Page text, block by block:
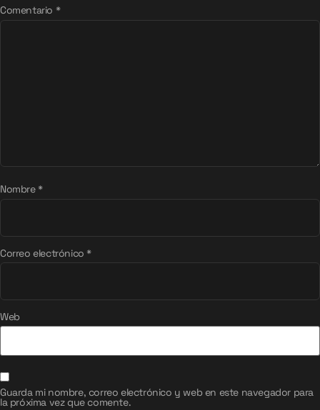
Comentario *
Nombre*
Correo electrónico*
Web
Guarda mi nombre, correo electrónico y web en este navegador para
la próxima vez que comente.